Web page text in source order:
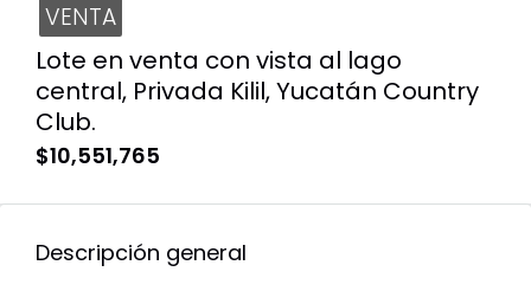
VENTA
Lote en venta con vista al lago
central, Privada Kilil, Yucatán Country
Club.
$10,551,765
Descripción general